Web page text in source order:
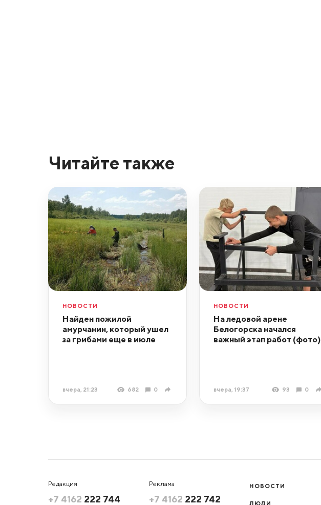
Читайте также
НОВОСТИ
Найден пожилой
амурчанин, который ушел
за грибами еще в июле
вчера, 21:23 682 0
НОВОСТИ
На ледовой арене
Белогорска начался
важный этап работ (фото)
вчера, 19:37 93 0
Редакция
+7 4162 222 744
Реклама
+7 4162 222 742
НОВОСТИ
ЛЮДИ